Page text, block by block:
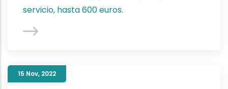
servicio, hasta 600 euros.
15 Nov, 2022